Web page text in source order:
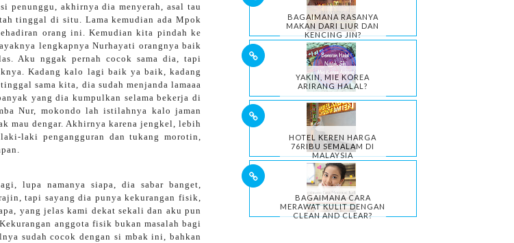
penunggu, akhirnya dia menyerah, asal tau
tinggal di situ. Lama kemudian ada Mpok
orang ini. Kemudian kita pindah ke
lengkapnya Nurhayati orangnya baik
Aku nggak pernah cocok sama dia, tapi
Kadang kalo lagi baik ya baik, kadang
sama kita, dia sudah menjanda lamaaa
yang dia kumpulkan selama bekerja di
Nur, mokondo lah istilahnya kalo jaman
mau dengar. Akhirnya karena jengkel, lebih
laki pengangguran dan tukang morotin,
lupa namanya siapa, dia sabar banget,
tapi sayang dia punya kekurangan fisik,
yang jelas kami dekat sekali dan aku pun
anggota fisik bukan masalah bagi
sudah cocok dengan si mbak ini, bahkan
BAGAIMANA RASANYA
MAKAN DARI LIUR DAN
KENCING JIN?
YAKIN, MIE KOREA
ARIRANG HALAL?
HOTEL KEREN HARGA
76RIBU SEMALAM DI
MALAYSIA
BAGAIMANA CARA
MERAWAT KULIT DENGAN
CLEAN AND CLEAR?